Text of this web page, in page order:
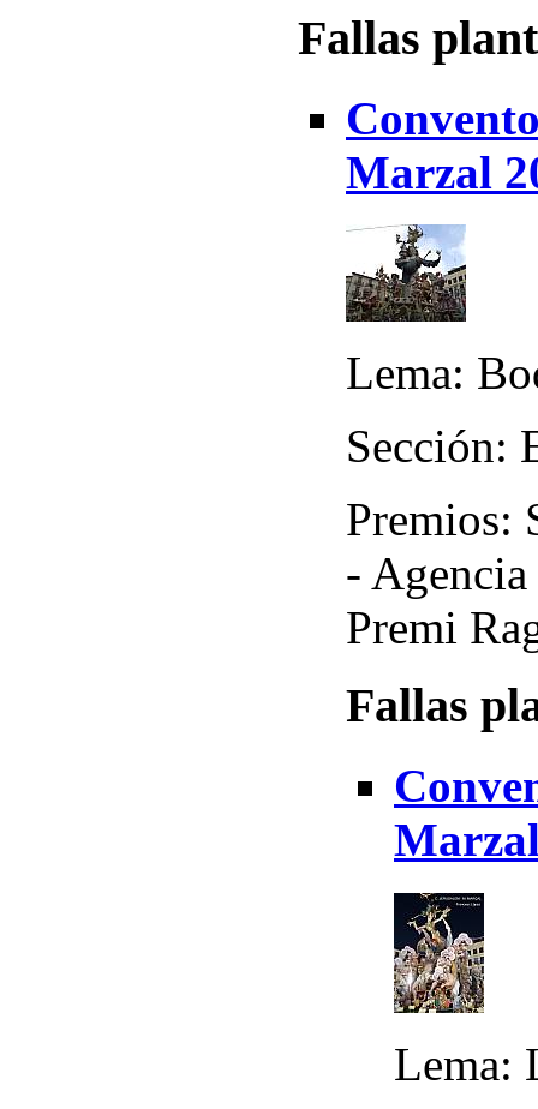
Fallas
Marzal
Lema:
Sección:
Premios:
-
Premi
Fallas
Lema: